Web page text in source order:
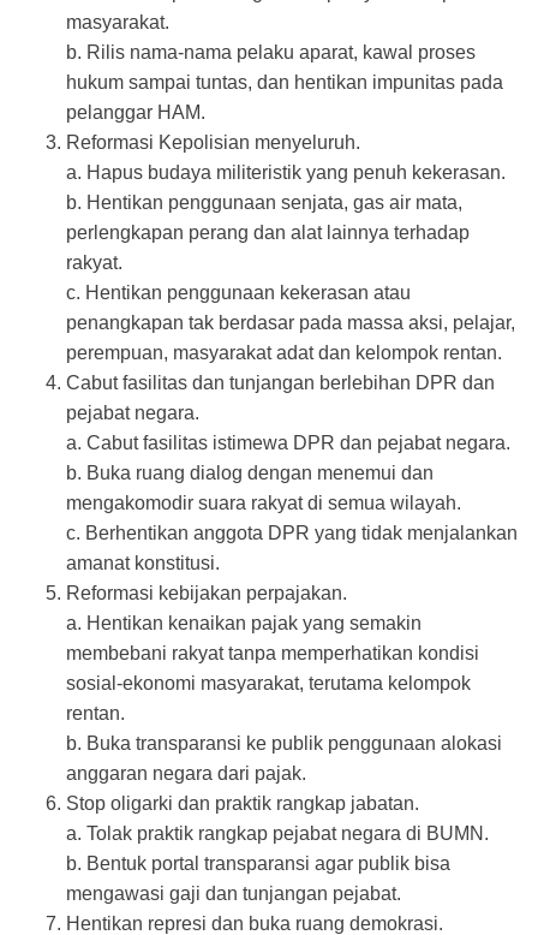
masyarakat.
b. Rilis nama-nama pelaku aparat, kawal proses
hukum sampai tuntas, dan hentikan impunitas pada
pelanggar HAM.
Reformasi Kepolisian menyeluruh.
a. Hapus budaya militeristik yang penuh kekerasan.
b. Hentikan penggunaan senjata, gas air mata,
perlengkapan perang dan alat lainnya terhadap
rakyat.
c. Hentikan penggunaan kekerasan atau
penangkapan tak berdasar pada massa aksi, pelajar,
perempuan, masyarakat adat dan kelompok rentan.
Cabut fasilitas dan tunjangan berlebihan DPR dan
pejabat negara.
a. Cabut fasilitas istimewa DPR dan pejabat negara.
b. Buka ruang dialog dengan menemui dan
mengakomodir suara rakyat di semua wilayah.
c. Berhentikan anggota DPR yang tidak menjalankan
amanat konstitusi.
Reformasi kebijakan perpajakan.
a. Hentikan kenaikan pajak yang semakin
membebani rakyat tanpa memperhatikan kondisi
sosial-ekonomi masyarakat, terutama kelompok
rentan.
b. Buka transparansi ke publik penggunaan alokasi
anggaran negara dari pajak.
Stop oligarki dan praktik rangkap jabatan.
a. Tolak praktik rangkap pejabat negara di BUMN.
b. Bentuk portal transparansi agar publik bisa
mengawasi gaji dan tunjangan pejabat.
Hentikan represi dan buka ruang demokrasi.